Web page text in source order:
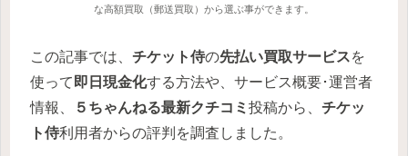
な高額買取（郵送買取）から選ぶ事ができます。
この記事では、 チケット侍の先払い買取サービスを
使って 即日現金化する方法や、サービス概要･運営者
情報、
５ちゃんねる最新クチコミ 投稿から、 チケッ
ト侍利用者からの評判を調査しました。